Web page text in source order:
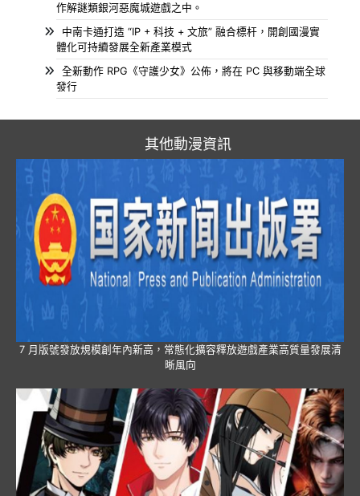
作解謎類銀河惡魔城遊戲之中。
中南卡通打造 “IP + 科技 + 文旅” 融合標杆，開創國漫實
體化可持續發展全新產業模式
全新動作 RPG《守護少女》公佈，將在 PC 與移動端全球
發行
其他動漫資訊
7 月版號發放規模創年內新高，常態化擴容釋放遊戲產業高質量發展清
晰風向